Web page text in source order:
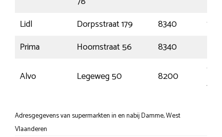
Lidl
Dorpsstraat 179 8340
Prima
Hoornstraat 56 8340
Alvo
Legeweg 50 8200
Adresgegevens van supermarkten in en nabij Damme, West
Vlaanderen